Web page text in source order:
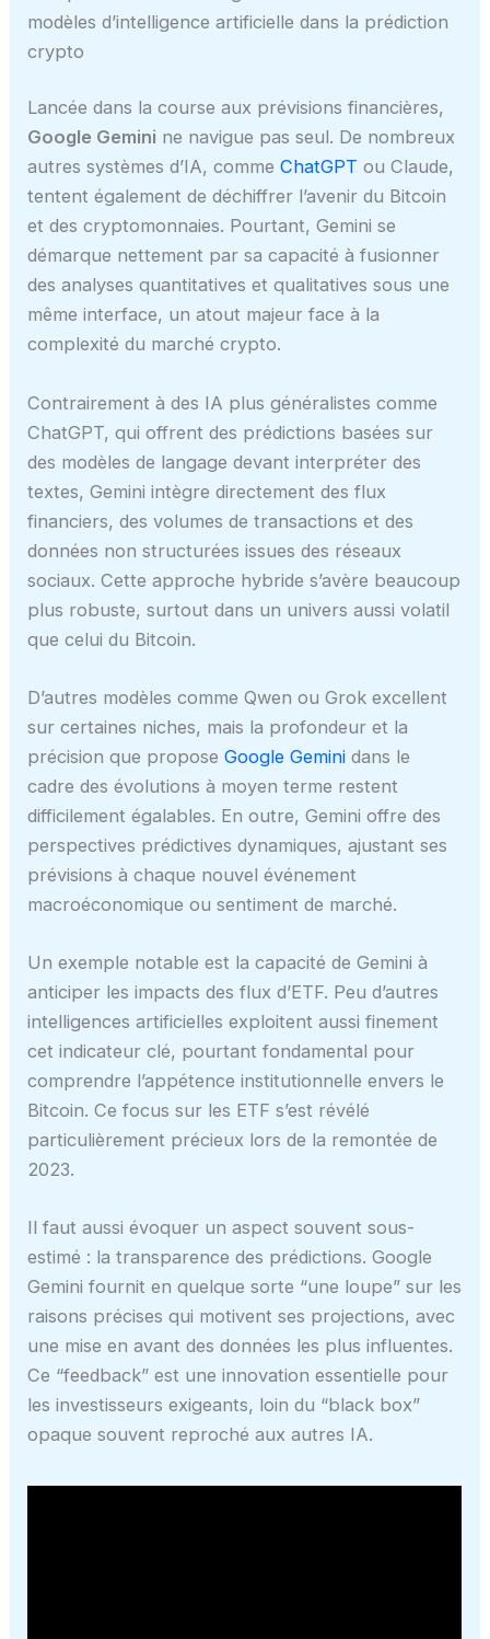
modèles d’intelligence artificielle dans la prédiction
crypto
Lancée dans la course aux prévisions financières,
Google Gemini ne navigue pas seul. De nombreux
autres systèmes d’IA, commeChatGPT ou Claude,
tentent également de déchiffrer l’avenir du Bitcoin
et des cryptomonnaies. Pourtant, Gemini se
démarque nettement par sa capacité à fusionner
des analyses quantitatives et qualitatives sous une
même interface, un atout majeur face à la
complexité du marché crypto.
Contrairement à des IA plus généralistes comme
ChatGPT, qui offrent des prédictions basées sur
des modèles de langage devant interpréter des
textes, Gemini intègre directement des flux
financiers, des volumes de transactions et des
données non structurées issues des réseaux
sociaux. Cette approche hybride s’avère beaucoup
plus robuste, surtout dans un univers aussi volatil
que celui du Bitcoin.
D’autres modèles comme Qwen ou Grok excellent
sur certaines niches, mais la profondeur et la
précision que proposeGoogle Gemini dans le
cadre des évolutions à moyen terme restent
difficilement égalables. En outre, Gemini offre des
perspectives prédictives dynamiques, ajustant ses
prévisions à chaque nouvel événement
macroéconomique ou sentiment de marché.
Un exemple notable est la capacité de Gemini à
anticiper les impacts des flux d’ETF. Peu d’autres
intelligences artificielles exploitent aussi finement
cet indicateur clé, pourtant fondamental pour
comprendre l’appétence institutionnelle envers le
Bitcoin. Ce focus sur les ETF s’est révélé
particulièrement précieux lors de la remontée de
2023.
Il faut aussi évoquer un aspect souvent sous-
estimé : la transparence des prédictions. Google
Gemini fournit en quelque sorte “une loupe” sur les
raisons précises qui motivent ses projections, avec
une mise en avant des données les plus influentes.
Ce “feedback” est une innovation essentielle pour
les investisseurs exigeants, loin du “black box”
opaque souvent reproché aux autres IA.